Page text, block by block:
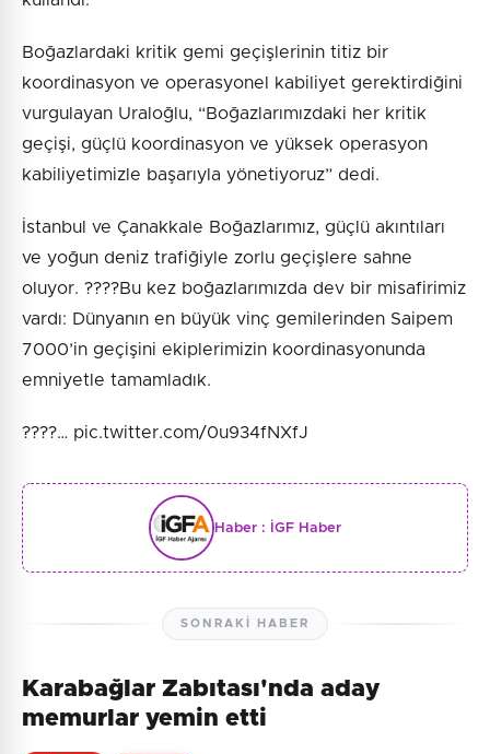
Boğazlardaki kritik gemi geçişlerinin titiz bir
koordinasyon ve operasyonel kabiliyet gerektirdiğini
vurgulayan Uraloğlu, “Boğazlarımızdaki her kritik
geçişi, güçlü koordinasyon ve yüksek operasyon
kabiliyetimizle başarıyla yönetiyoruz” dedi.
İstanbul ve Çanakkale Boğazlarımız, güçlü akıntıları
ve yoğun deniz trafiğiyle zorlu geçişlere sahne
oluyor. ????Bu kez boğazlarımızda dev bir misafirimiz
vardı: Dünyanın en büyük vinç gemilerinden Saipem
7000’in geçişini ekiplerimizin koordinasyonunda
emniyetle tamamladık.
????️… pic.twitter.com/0u934fNXfJ
Haber : İGF Haber
SONRAKI HABER
Karabağlar Zabıtası'nda aday
memurlar yemin etti